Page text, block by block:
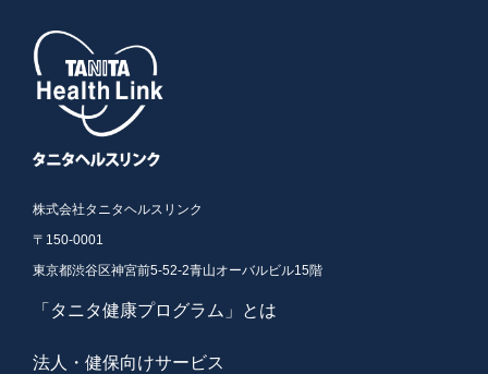
株式会社タニタヘルスリンク
〒150-0001
東京都渋谷区神宮前5-52-2青山オーバルビル15階
「タニタ健康プログラム」とは
法人・健保向けサービス